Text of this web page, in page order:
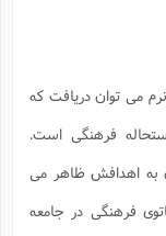
می توان دریافت که
فرهنگی است.
به اهدافش ظاهر می
فرهنگی در جامعه